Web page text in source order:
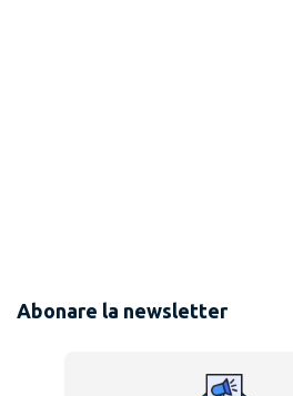
Abonare la newsletter